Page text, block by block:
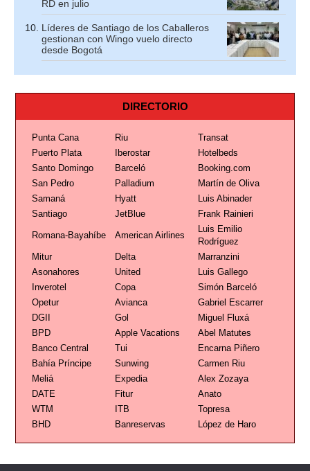
RD en julio
Líderes de Santiago de los Caballeros
gestionan con Wingo vuelo directo
desde Bogotá
DIRECTORIO
Punta Cana Riu
Transat
Puerto Plata
Iberostar
Hotelbeds
Santo Domingo
Barceló
Booking.com
San Pedro
Palladium
Martín de Oliva
Samaná
Hyatt
Luis Abinader
Santiago
JetBlue Frank Rainieri
Romana-Bayahíbe American Airlines
Luis Emilio
Rodríguez
Mitur
Delta
Marranzini
Asonahores
United
Luis Gallego
Inverotel
Copa
Simón Barceló
Opetur
Avianca
Gabriel Escarrer
DGII
Gol
Miguel Fluxá
BPD
Apple Vacations
Abel Matutes
Banco Central
Tui
Encarna Piñero
Bahía Príncipe
Sunwing
Carmen Riu
Meliá
Expedia
Alex Zozaya
DATE
Fitur
Anato
WTM
ITB
Topresa
BHD
Banreservas López de Haro